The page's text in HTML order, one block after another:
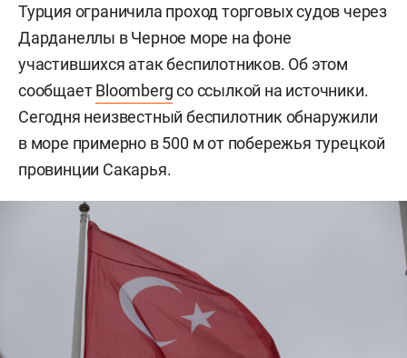
Турция ограничила проход торговых судов через
Дарданеллы в Черное море на фоне
участившихся атак беспилотников. Об этом
сообщаетBloombergсо ссылкой на источники.
Сегодня неизвестный беспилотник обнаружили
в море примерно в 500 м от побережья турецкой
провинции Сакарья.